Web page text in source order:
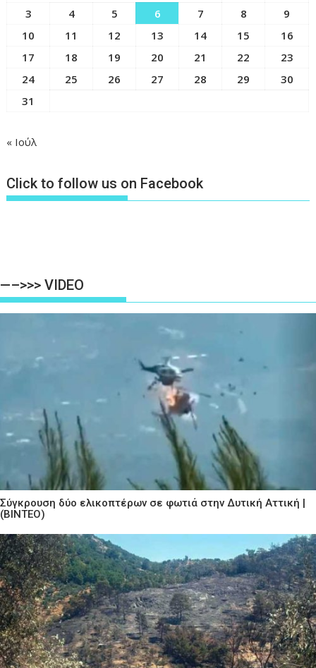
3
4 5 6 7 8
9
10
11 12 13 14 15
16
17
18 19 20 21 22
23
24
25 26 27 28 29
30
31
« Ιούλ
Click to follow us on Facebook
—–>>> VIDEO
Σύγκρουση δύο ελικοπτέρων σε φωτιά στην Δυτική Αττική |
(ΒΙΝΤΕΟ)